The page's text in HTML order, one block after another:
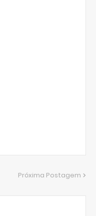
Próxima Postagem